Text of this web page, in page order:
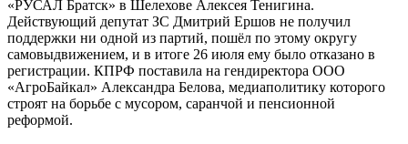
«РУСАЛ Братск» в Шелехове Алексея Тенигина.
Действующий депутат ЗС Дмитрий Ершов не получил
поддержки ни одной из партий, пошёл по этому округу
самовыдвижением, и в итоге 26 июля ему было отказано в
регистрации. КПРФ поставила на гендиректора ООО
«АгроБайкал» Александра Белова, медиаполитику которого
строят на борьбе с мусором, саранчой и пенсионной
реформой.